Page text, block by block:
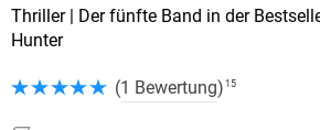
Thriller | Der fünfte Band in der
Hunter
(1 Bewertung) 15